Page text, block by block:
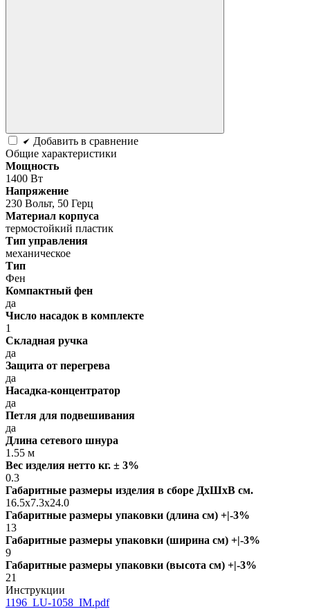
Добавить в сравнение
Общие характеристики
Мощность
1400 Вт
Напряжение
230 Вольт, 50 Герц
Материал корпуса
термостойкий пластик
Тип управления
механическое
Тип
Фен
Компактный фен
да
Число насадок в комплекте
1
Складная ручка
да
Защита от перегрева
да
Насадка-концентратор
да
Петля для подвешивания
да
Длина сетевого шнура
1.55 м
Вес изделия нетто кг. ± 3%
0.3
Габаритные размеры изделия в сборе ДxШxВ см.
16.5x7.3x24.0
Габаритные размеры упаковки (длина см) +|-3%
13
Габаритные размеры упаковки (ширина см) +|-3%
9
Габаритные размеры упаковки (высота см) +|-3%
21
Инструкции
1196_LU-1058_IM.pdf